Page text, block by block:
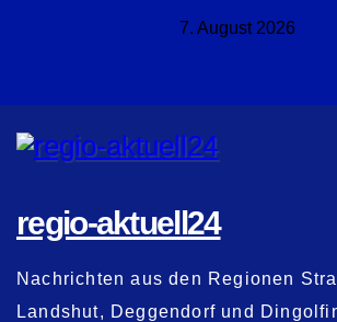
7. August 2026
regio-aktuell24
Nachrichten aus den Regionen
Landshut, Deggendorf und